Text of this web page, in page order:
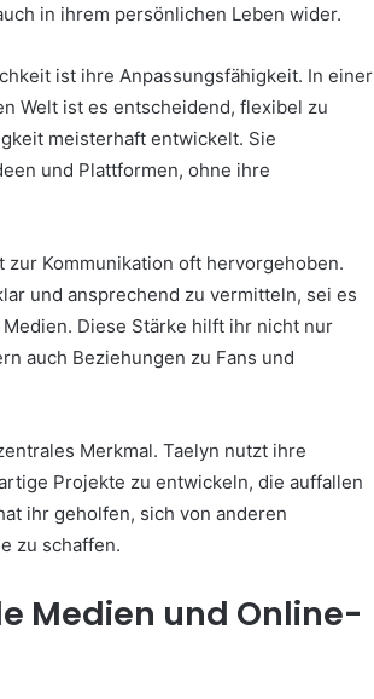
in ihrem persönlichen Leben wider.
ist ihre Anpassungsfähigkeit. In einer
Welt ist es entscheidend, flexibel zu
meisterhaft entwickelt. Sie
und Plattformen, ohne ihre
Kommunikation oft hervorgehoben.
und ansprechend zu vermitteln, sei es
Diese Stärke hilft ihr nicht nur
auch Beziehungen zu Fans und
Merkmal. Taelyn nutzt ihre
Projekte zu entwickeln, die auffallen
ihr geholfen, sich von anderen
zu schaffen.
Medien und Online-